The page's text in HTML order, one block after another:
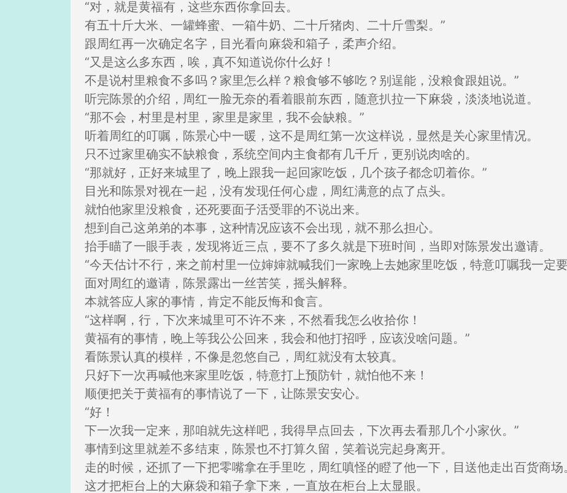
“对，就是黄福有，这些东西你拿回去。
有五十斤大米、一罐蜂蜜、一箱牛奶、二十斤猪肉、二十斤雪梨。”
跟周红再一次确定名字，目光看向麻袋和箱子，柔声介绍。
“又是这么多东西，唉，真不知道说你什么好！
不是说村里粮食不多吗？家里怎么样？粮食够不够吃？别逞能，没粮食跟姐说。”
听完陈景的介绍，周红一脸无奈的看着眼前东西，随意扒拉一下麻袋，淡淡地说道。
“那不会，村里是村里，家里是家里，我不会缺粮。”
听着周红的叮嘱，陈景心中一暖，这不是周红第一次这样说，显然是关心家里情况。
只不过家里确实不缺粮食，系统空间内主食都有几千斤，更别说肉啥的。
“那就好，正好来城里了，晚上跟我一起回家吃饭，几个孩子都念叨着你。”
目光和陈景对视在一起，没有发现任何心虚，周红满意的点了点头。
就怕他家里没粮食，还死要面子活受罪的不说出来。
想到自己这弟弟的本事，这种情况应该不会出现，就不那么担心。
抬手瞄了一眼手表，发现将近三点，要不了多久就是下班时间，当即对陈景发出邀请。
“今天估计不行，来之前村里一位婶婶就喊我们一家晚上去她家里吃饭，特意叮嘱我一定
面对周红的邀请，陈景露出一丝苦笑，摇头解释。
本就答应人家的事情，肯定不能反悔和食言。
“这样啊，行，下次来城里可不许不来，不然看我怎么收拾你！
黄福有的事情，晚上等我公公回来，我会和他打招呼，应该没啥问题。”
看陈景认真的模样，不像是忽悠自己，周红就没有太较真。
只好下一次再喊他来家里吃饭，特意打上预防针，就怕他不来！
顺便把关于黄福有的事情说了一下，让陈景安安心。
“好！
下一次我一定来，那咱就先这样吧，我得早点回去，下次再去看那几个小家伙。”
事情到这里就差不多结束，陈景也不打算久留，笑着说完起身离开。
走的时候，还抓了一下把零嘴拿在手里吃，周红嗔怪的瞪了他一下，目送他走出百货商场
这才把柜台上的大麻袋和箱子拿下来，一直放在柜台上太显眼。